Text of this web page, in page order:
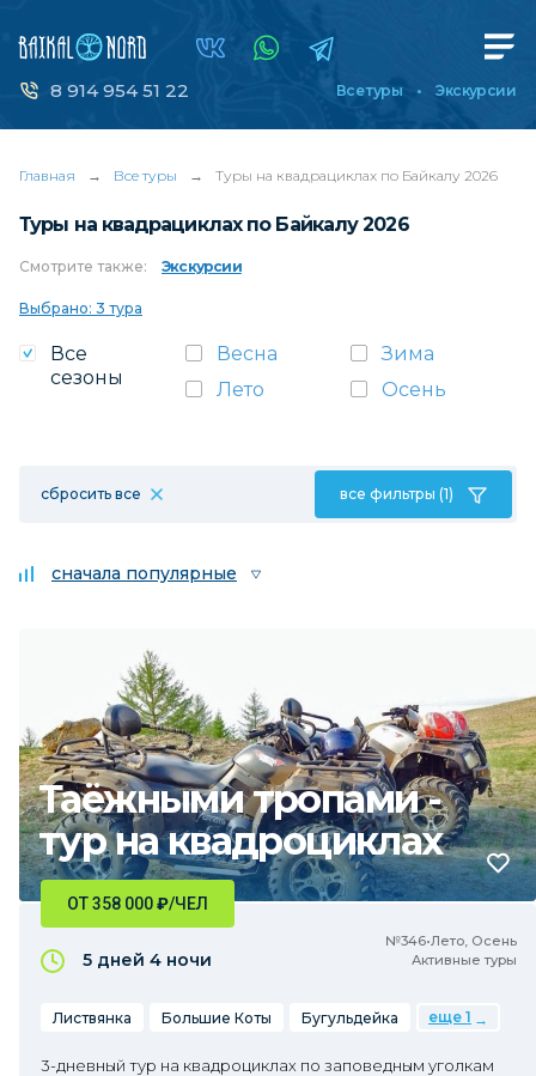
8 914 954 51 22 Все туры Экскурсии
Главная → Все туры → Туры на квадрациклах по Байкалу 2026
Туры на квадрациклах по Байкалу 2026
Смотрите также: Экскурсии
Выбрано: 3 тура
Все
сезоны
Весна
Зима
Лето
Осень
сбросить все все фильтры (1)
сначала популярные
Таёжными тропами -
тур на квадроциклах
№346•Лето, Осень
Активные туры
ОТ 358 000₽/ЧЕЛ
5 дней 4 ночи
Листвянка Большие Коты Бугульдейка еще 1
3-дневный тур на квадроциклах по заповедным уголкам